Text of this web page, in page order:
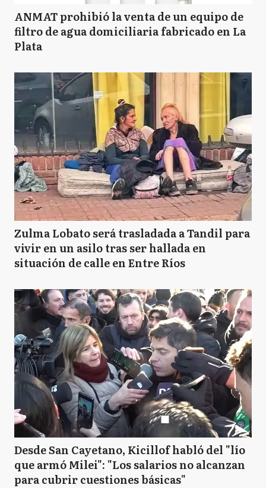
ANMAT prohibió la venta de un equipo de
filtro de agua domiciliaria fabricado en La
Plata
Zulma Lobato será trasladada a Tandil para
vivir en un asilo tras ser hallada en
situación de calle en Entre Ríos
Desde San Cayetano, Kicillof habló del "lío
que armó Milei": "Los salarios no alcanzan
para cubrir cuestiones básicas"